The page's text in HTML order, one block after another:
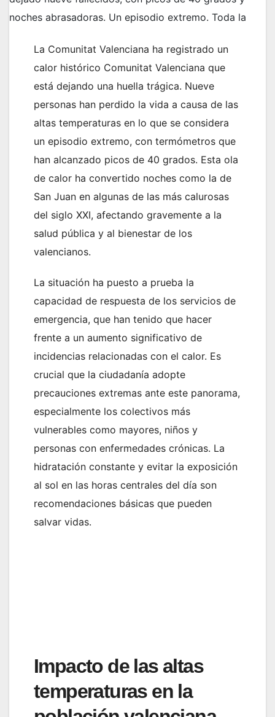
noches abrasadoras. Un episodio extremo. Toda la
La Comunitat Valenciana ha registrado un
calor histórico Comunitat Valenciana que
está dejando una huella trágica. Nueve
personas han perdido la vida a causa de las
altas temperaturas en lo que se considera
un episodio extremo, con termómetros que
han alcanzado picos de 40 grados. Esta ola
de calor ha convertido noches como la de
San Juan en algunas de las más calurosas
del siglo XXI, afectando gravemente a la
salud pública y al bienestar de los
valencianos.
La situación ha puesto a prueba la
capacidad de respuesta de los servicios de
emergencia, que han tenido que hacer
frente a un aumento significativo de
incidencias relacionadas con el calor. Es
crucial que la ciudadanía adopte
precauciones extremas ante este panorama,
especialmente los colectivos más
vulnerables como mayores, niños y
personas con enfermedades crónicas. La
hidratación constante y evitar la exposición
al sol en las horas centrales del día son
recomendaciones básicas que pueden
salvar vidas.
Impacto de las altas
temperaturas en la